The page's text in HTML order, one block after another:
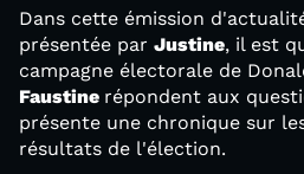
Dans cette émission
présentée par Justine, il est
campagne électorale de
Faustine répondent aux
présente une chronique sur
résultats de l'élection.